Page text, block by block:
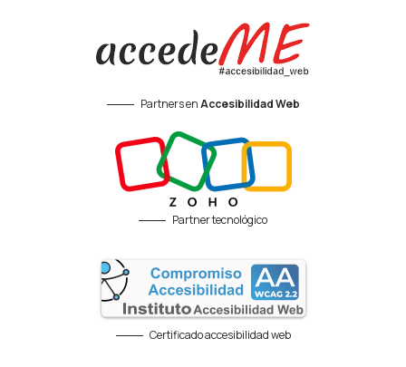
Partners enAccesibilidad Web
Partner tecnológico
Certificado accesibilidad web